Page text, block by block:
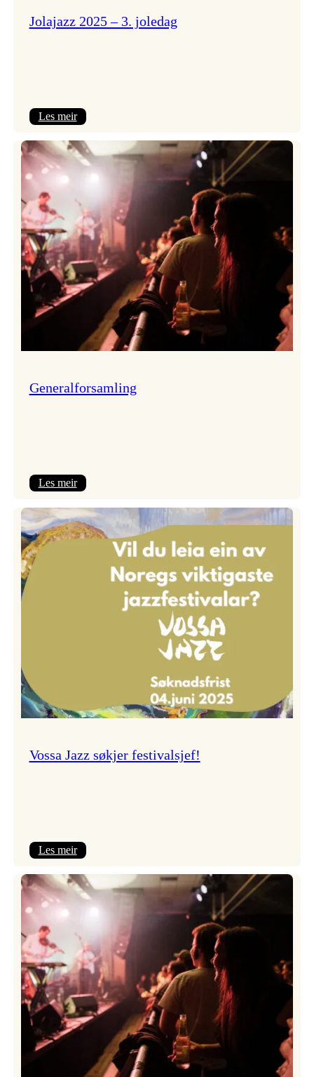
Jolajazz 2025 – 3. joledag
Les meir:
2025
–
joledag
Generalforsamling
Les meir:
Vossa Jazz søkjer festivalsjef!
Les meir:
Jazz
søkjer